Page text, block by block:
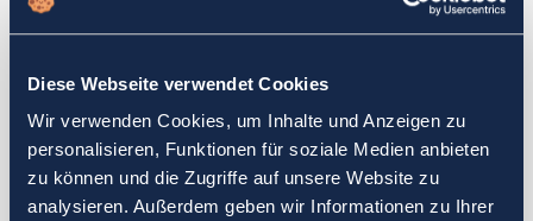
Diese Webseite verwendet Cookies
Wir verwenden Cookies, um Inhalte und Anzeigen zu
personalisieren, Funktionen für soziale Medien anbieten
zu können und die Zugriffe auf unsere Website zu
analysieren. Außerdem geben wir Informationen zu Ihrer